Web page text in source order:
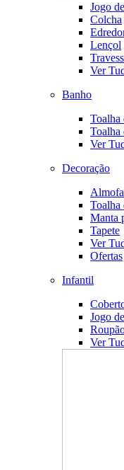
Jogo
Colcha
Lençol
Ver
Banho
Toalha
Toalha
Ver
Decoração
Toalha
Manta
Tapete
Ver
Ofertas
Infantil
Jogo
Ver